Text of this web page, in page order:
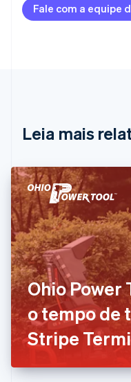
Fale com a equipe
Leia mais
Ohio Power
o tempo de
Stripe
DeutschEnglish
Austrália
Bulgária
EnglishFrançais
China continental
简体中文English
Chipre
English
Croácia
English Italiano
Dinamarca
English
Emirados Árabes
English
Eslováquia
English
EnglishItaliano